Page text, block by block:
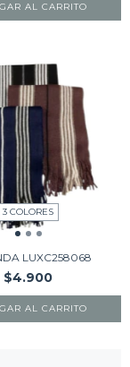
AL CARRITO
3 COLORES
LUXC258068
$4.900
AL CARRITO